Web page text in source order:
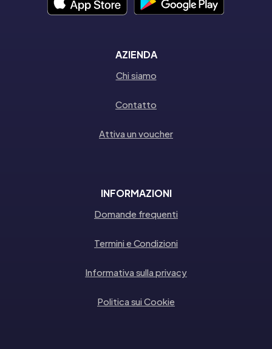
AZIENDA
Chi siamo
Contatto
Attiva un voucher
INFORMAZIONI
Domande frequenti
Termini e Condizioni
Informativa sulla privacy
Politica sui Cookie